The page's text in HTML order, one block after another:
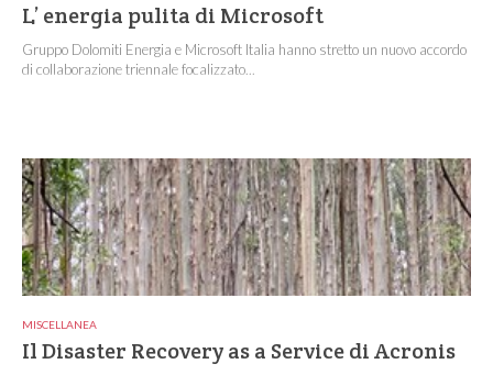
L’ energia pulita di Microsoft
Gruppo Dolomiti Energia e Microsoft Italia hanno stretto un nuovo accordo
di collaborazione triennale focalizzato...
MISCELLANEA
Il Disaster Recovery as a Service di Acronis